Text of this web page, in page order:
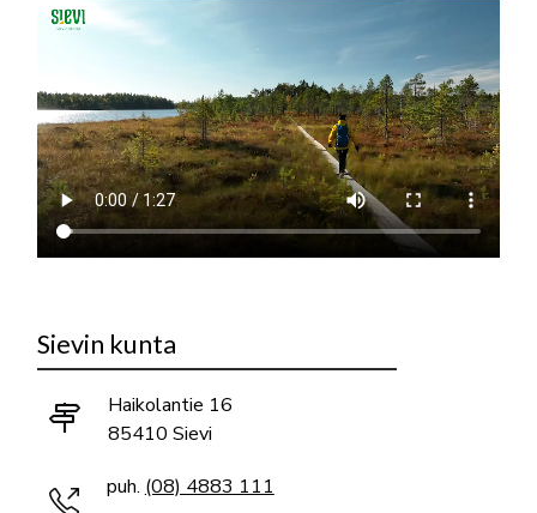
Sievin kunta
Haikolantie 16
85410 Sievi
puh. (08) 4883 111